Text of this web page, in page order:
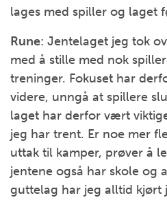
lages med spiller og laget
Rune: Jentelaget jeg tok
med å stille med nok
treninger. Fokuset har
videre, unngå at spillere
laget har derfor vært
jeg har trent. Er noe mer
uttak til kamper, prøver å
jentene også har skole og
guttelag har jeg alltid kjørt